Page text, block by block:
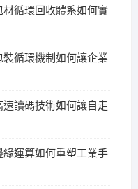
循環回收體系如何實
循環機制如何讓企業
讀碼技術如何讓自走
運算如何重塑工業手